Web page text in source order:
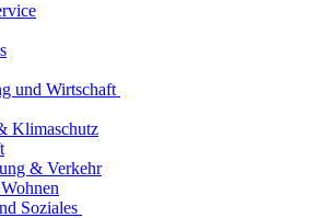
und Wirtschaft
Klimaschutz
& Verkehr
Soziales